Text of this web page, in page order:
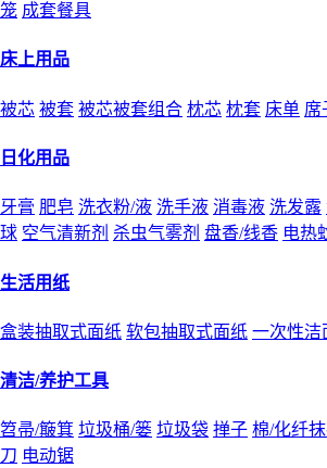
笼 成套餐具
床上用品
被芯 被套 被芯被套组合 枕芯 枕套 床单 席
日化用品
牙膏 肥皂 洗衣粉/液 洗手液 消毒液 洗发露
球 空气清新剂 杀虫气雾剂 盘香/线香 电热
生活用纸
盒装抽取式面纸 软包抽取式面纸 一次性洁
清洁/养护工具
笤帚/簸箕 垃圾桶/篓 垃圾袋 掸子 棉/化纤
刀 电动锯